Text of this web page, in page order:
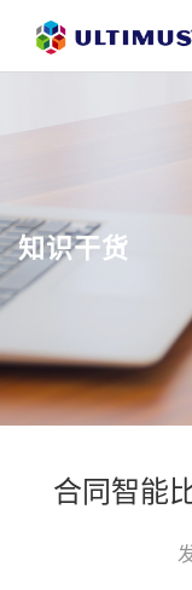
知识干货
合同智能